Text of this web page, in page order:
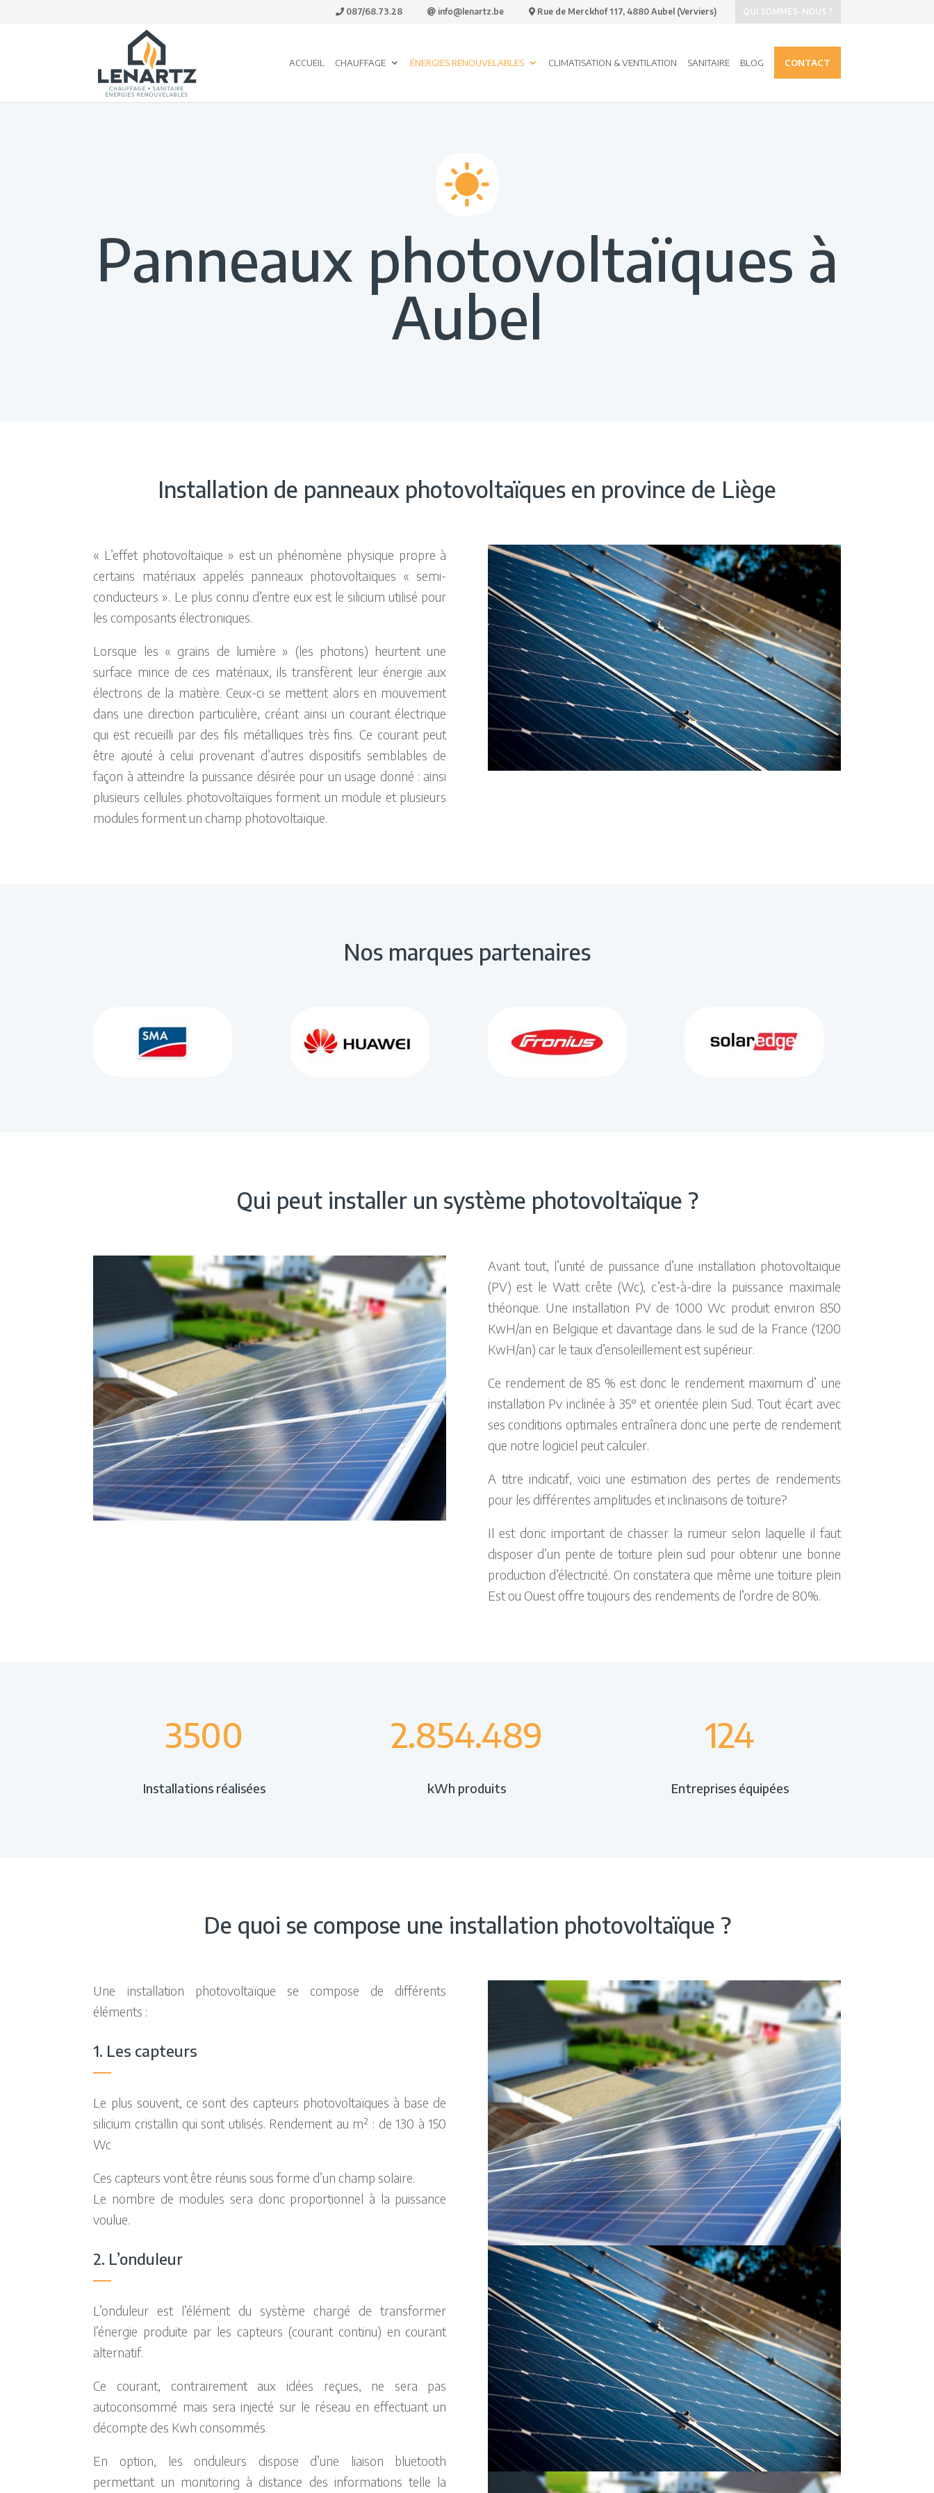
087/68.73.28 info@lenartz.be Rue de Merckhof 117, 4880 Aubel (Verviers) QUI SOMMES-NOUS ?
ACCUEIL CHAUFFAGE ÉNERGIES RENOUVELABLES CLIMATISATION & VENTILATION SANITAIRE BLOG CONTACT
Panneaux photovoltaïques à
Aubel
Installation de panneaux photovoltaïques en province de Liège
« L’effet photovoltaïque » est un phénomène physique propre à
certains matériaux appelés panneaux photovoltaïques « semi-
conducteurs ». Le plus connu d’entre eux est le silicium utilisé pour
les composants électroniques.
Lorsque les « grains de lumière » (les photons) heurtent une
surface mince de ces matériaux, ils transfèrent leur énergie aux
électrons de la matière. Ceux-ci se mettent alors en mouvement
dans une direction particulière, créant ainsi un courant électrique
qui est recueilli par des fils métalliques très fins. Ce courant peut
être ajouté à celui provenant d’autres dispositifs semblables de
façon à atteindre la puissance désirée pour un usage donné : ainsi
plusieurs cellules photovoltaïques forment un module et plusieurs
modules forment un champ photovoltaïque.
Nos marques partenaires
Qui peut installer un système photovoltaïque ?
Avant tout, l’unité de puissance d’une installation photovoltaïque
(PV) est le Watt crête (Wc), c’est-à-dire la puissance maximale
théorique. Une installation PV de 1000 Wc produit environ 850
KwH/an en Belgique et davantage dans le sud de la France (1200
KwH/an) car le taux d’ensoleillement est supérieur.
Ce rendement de 85 % est donc le rendement maximum d’ une
installation Pv inclinée à 35° et orientée plein Sud. Tout écart avec
ses conditions optimales entraînera donc une perte de rendement
que notre logiciel peut calculer.
A titre indicatif, voici une estimation des pertes de rendements
pour les différentes amplitudes et inclinaisons de toiture?
Il est donc important de chasser la rumeur selon laquelle il faut
disposer d’un pente de toiture plein sud pour obtenir une bonne
production d’électricité. On constatera que même une toiture plein
Est ou Ouest offre toujours des rendements de l’ordre de 80%.
3500
Installations réalisées
2.854.489
kWh produits
124
Entreprises équipées
De quoi se compose une installation photovoltaïque ?
Une installation photovoltaïque se compose de différents
éléments :
1. Les capteurs
Le plus souvent, ce sont des capteurs photovoltaïques à base de
silicium cristallin qui sont utilisés. Rendement au m² : de 130 à 150
Wc
Ces capteurs vont être réunis sous forme d’un champ solaire.
Le nombre de modules sera donc proportionnel à la puissance
voulue.
2. L’onduleur
L’onduleur est l’élément du système chargé de transformer
l’énergie produite par les capteurs (courant continu) en courant
alternatif.
Ce courant, contrairement aux idées reçues, ne sera pas
autoconsommé mais sera injecté sur le réseau en effectuant un
décompte des Kwh consommés.
En option, les onduleurs dispose d’une liaison bluetooth
permettant un monitoring à distance des informations telle la